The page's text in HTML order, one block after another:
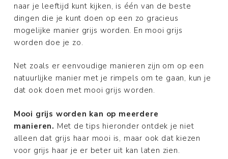
naar je leeftijd kunt kijken, is één van de beste
dingen die je kunt doen op een zo gracieus
mogelijke manier grijs worden. En mooi grijs
worden doe je zo.
Net zoals er eenvoudige manieren zijn om op een
natuurlijke manier met je rimpels om te gaan, kun je
dat ook doen met mooi grijs worden.
Mooi grijs worden kan op meerdere
manieren. Met de tips hieronder ontdek je niet
alleen dat grijs haar mooi is, maar ook dat kiezen
voor grijs haar je er beter uit kan laten zien.